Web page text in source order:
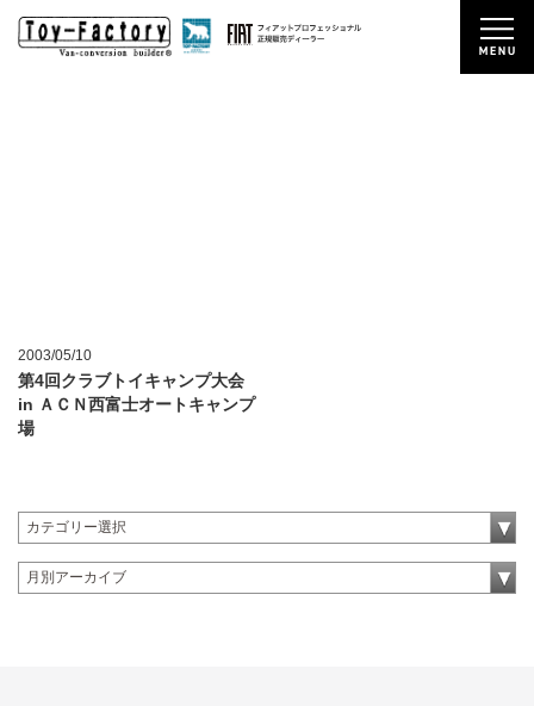
2003/05/10
第4回クラブトイキャンプ大会
in ＡＣＮ西富士オートキャンプ
場